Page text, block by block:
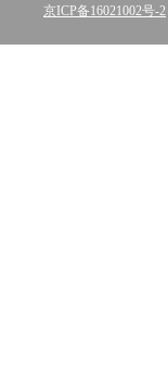
京ICP备16021002号-2